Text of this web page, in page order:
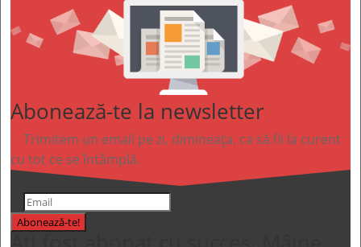
Abonează-te la newsletter
Trimitem un email pe zi, dimineața, ca să fii la curent
cu tot ce se întâmplă.
Abonează-te!